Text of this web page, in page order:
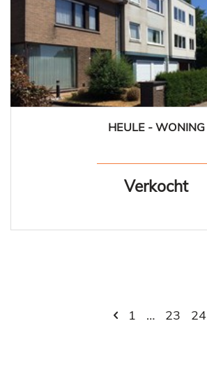
169 m² 5 1
HEULE - WONING
Verkocht
1 … 23 24